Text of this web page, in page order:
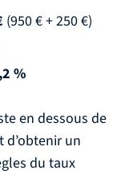
(950 € + 250 €)
%
en dessous de
d’obtenir un
du taux